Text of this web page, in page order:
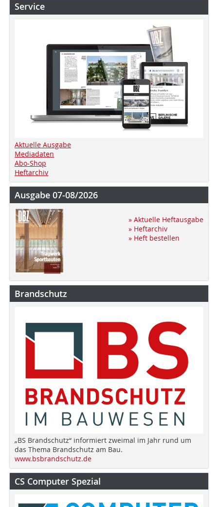
Service
Aktuelle Ausgabe
Mediadaten
Abo-Shop
Heftarchiv
Ausgabe 07-08/2026
» Aktuelle Heftausgabe
» Heftarchiv
» Heft bestellen
Brandschutz
„BS Brandschutz“ informiert zweimal im Jahr rund um
das Thema Brandschutz am Bau.
www.bsbrandschutz.de
CS Computer Spezial